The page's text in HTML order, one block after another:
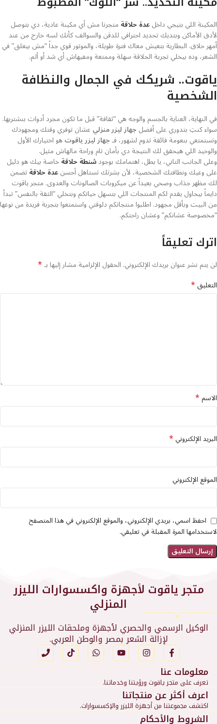
المكينة اللي بتيجي داخلعدة حلاقة متجرنا مش أي مكينة عادية، دي بتوصل
لأدق الأماكن وبتديك تحديد احترافي للدقن والسوالف كأنك لسه خارج من عند
أمهر حلاق. البطارية بتعيش معاك فترة طويلة، والموتور قوي جداً “مش بيعلق” في
الشعر، وده بيخلي تجربة الحلاقة سهلة وممتعة ومفيهاش أي شد أو ألم.
ياقوت.. شريكك في الجمال والنظافة
الشخصية
في النهاية، العناية بالجسم والوجه هي “ثقافة” قبل ما تكون مجرد أدوات بنشتريها.
سواء كنتِ بتدوري على أفضل جهاز ليزر منزليعشان توفري وقتك ومجهودك
وتستمتعي بنعومة فائقة تدوم لشهور، فـجهاز ليزر ياقوتهو اختيارك الأول
والوحيد اللي هيحقق لك النتيجة دي بأمان تام وراحة مالهاش مثيل.
وعلى الجانب التاني، يا بطل، اهتمامك بوجودشنطة حلاقةخاصة بيك هو دليل
على وعيك ونظافتك الشخصية، لأن بشرتك تستاهل أحسنعدة حلاقةتضمن
لك مظهر جذاب وصحي بعيداً عن ميكروبات الصالونات والعدوى. متجر ياقوت
دايماً بيحاول يقدم لكم المنتجات اللي بتسهل حياتكم وبتخلي “الثقة بالنفس” تبدأ
من البيت وبأقل مجهود. اطلبوا منتجاتكم دلوقتي واستمتعوا بتجربة فريدة من نوعها
“مخصوصة عشانكم” وعشان راحتكم.
اترك تعليقاً
لن يتم نشر عنوان بريدك الإلكتروني. الحقول الإلزامية مشار إليها بـ*
التعليق*
الاسم*
البريد الإلكتروني*
الموقع الإلكتروني
احفظ اسمي، بريدي الإلكتروني، والموقع الإلكتروني في هذا المتصفح
لاستخدامها المرة المقبلة في تعليقي.
متجر ياقوت لأجهزة واكسسوارات الليزر
المنزلي
الوكيل الرسمي والحصري لأجهزة وملحقات الليزر المنزلي
لإزالة الشعر بمصر والوطن العربي.
معلومات عنا
تعرف على متجر ياقوت ورؤيتنا وخدماتنا.
اعرف أكثر عن منتجاتنا
اكتشف مجموعتنا من أجهزة الليزر والإكسسوارات.
الشروط والأحكام